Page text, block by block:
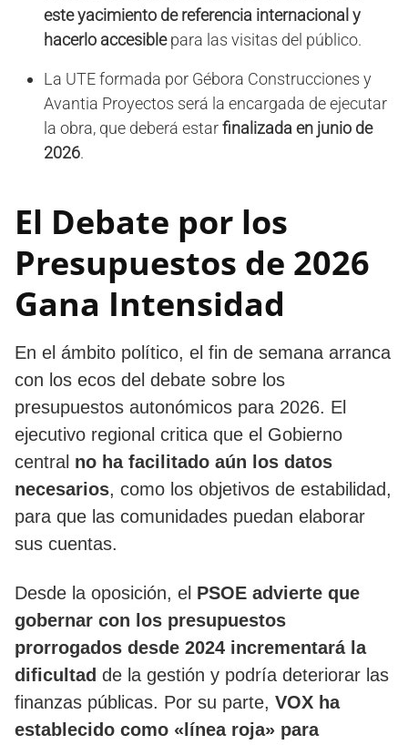
este yacimiento de referencia internacional y
hacerlo accesiblepara las visitas del público.
La UTE formada por Gébora Construcciones y
Avantia Proyectos será la encargada de ejecutar
la obra, que deberá estarfinalizada en junio de
2026.
El Debate por los
Presupuestos de 2026
Gana Intensidad
En el ámbito político, el fin de semana arranca
con los ecos del debate sobre los
presupuestos autonómicos para 2026. El
ejecutivo regional critica que el Gobierno
central no ha facilitado aún los datos
necesarios, como los objetivos de estabilidad,
para que las comunidades puedan elaborar
sus cuentas.
Desde la oposición, el PSOE advierte que
gobernar con los presupuestos
prorrogados desde 2024 incrementará la
dificultad de la gestión y podría deteriorar las
finanzas públicas. Por su parte, VOX ha
establecido como «línea roja» para